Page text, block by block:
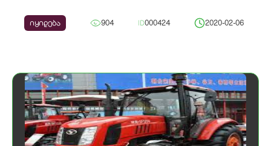
იყიდება 904 ID000424 2020-02-06